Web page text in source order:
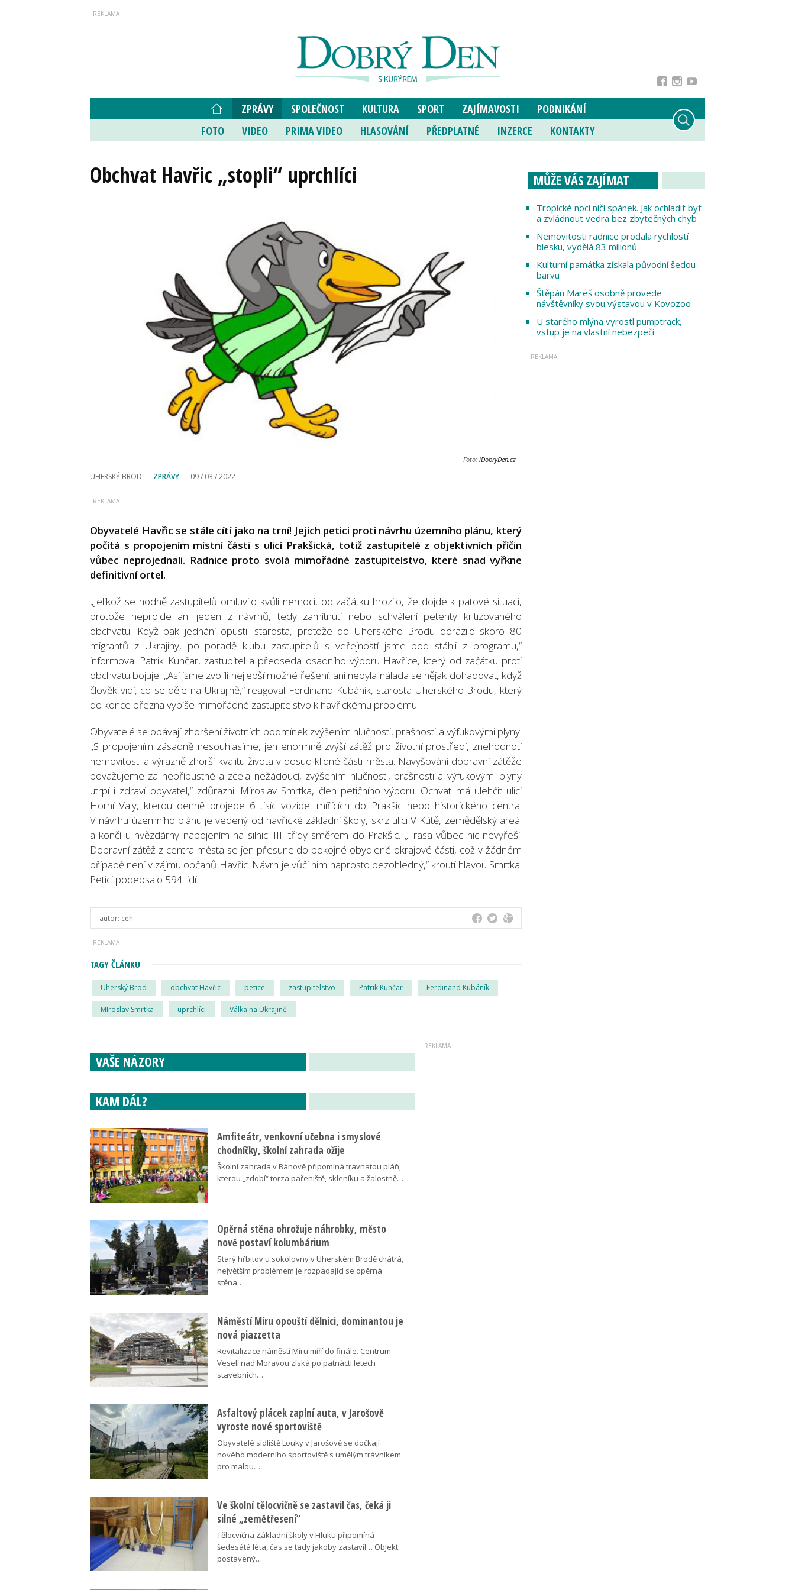
ZPRÁVY SPOLEČNOST KULTURA SPORT ZAJÍMAVOSTI
PODNIKÁNÍ
FOTO
VIDEO PRIMA VIDEO HLASOVÁNÍ PŘEDPLATNÉ INZERCE KONTAKTY
Obchvat Havřic „stopli“ uprchlíci
Foto: iDobryDen.cz
UHERSKÝ BROD ZPRÁVY 09 / 03 / 2022
Obyvatelé Havřic se stále cítí jako na trní! Jejich petici proti návrhu územního plánu, který
počítá s propojením místní části s ulicí Prakšická, totiž zastupitelé z objektivních příčin
vůbec neprojednali. Radnice proto svolá mimořádné zastupitelstvo, které snad vyřkne
definitivní ortel.
„Jelikož se hodně zastupitelů omluvilo kvůli nemoci, od začátku hrozilo, že dojde k patové situaci,
protože neprojde ani jeden z návrhů, tedy zamítnutí nebo schválení petenty kritizovaného
obchvatu. Když pak jednání opustil starosta, protože do Uherského Brodu dorazilo skoro 80
migrantů z Ukrajiny, po poradě klubu zastupitelů s veřejností jsme bod stáhli z programu,“
informoval Patrik Kunčar, zastupitel a předseda osadního výboru Havřice, který od začátku proti
obchvatu bojuje. „Asi jsme zvolili nejlepší možné řešení, ani nebyla nálada se nějak dohadovat, když
člověk vidí, co se děje na Ukrajině,“ reagoval Ferdinand Kubáník, starosta Uherského Brodu, který
do konce března vypíše mimořádné zastupitelstvo k havřickému problému.
Obyvatelé se obávají zhoršení životních podmínek zvýšením hlučnosti, prašnosti a výfukovými plyny.
„S propojením zásadně nesouhlasíme, jen enormně zvýší zátěž pro životní prostředí, znehodnotí
nemovitosti a výrazně zhorší kvalitu života v dosud klidné části města. Navyšování dopravní zátěže
považujeme za nepřípustné a zcela nežádoucí, zvýšením hlučnosti, prašnosti a výfukovými plyny
utrpí i zdraví obyvatel,“ zdůraznil Miroslav Smrtka, člen petičního výboru. Ochvat má ulehčit ulici
Horní Valy, kterou denně projede 6 tisíc vozidel mířících do Prakšic nebo historického centra.
V návrhu územního plánu je vedený od havřické základní školy, skrz ulici V Kútě, zemědělský areál
a končí u hvězdárny napojením na silnici III. třídy směrem do Prakšic. „Trasa vůbec nic nevyřeší.
Dopravní zátěž z centra města se jen přesune do pokojné obydlené okrajové části, což v žádném
případě není v zájmu občanů Havřic. Návrh je vůči nim naprosto bezohledný,“ kroutí hlavou Smrtka.
Petici podepsalo 594 lidí.
autor: ceh
TAGY ČLÁNKU
Uherský Brod obchvat Havřic petice zastupitelstvo Patrik Kunčar Ferdinand Kubáník
MIroslav Smrtka uprchlíci Válka na Ukrajině
MŮŽE VÁS ZAJÍMAT
Tropické noci ničí spánek. Jak ochladit byt
a zvládnout vedra bez zbytečných chyb
Nemovitosti radnice prodala rychlostí
blesku, vydělá 83 milionů
Kulturní památka získala původní šedou
barvu
Štěpán Mareš osobně provede
návštěvníky svou výstavou v Kovozoo
U starého mlýna vyrostl pumptrack,
vstup je na vlastní nebezpečí
VAŠE NÁZORY
KAM DÁL?
Amfiteátr, venkovní učebna i smyslové
chodníčky, školní zahrada ožije
Školní zahrada v Bánově připomíná travnatou pláň,
kterou „zdobí“ torza pařeniště, skleníku a žalostně…
Opěrná stěna ohrožuje náhrobky, město
nově postaví kolumbárium
Starý hřbitov u sokolovny v Uherském Brodě chátrá,
největším problémem je rozpadající se opěrná
stěna…
Náměstí Míru opouští dělníci, dominantou je
nová piazzetta
Revitalizace náměstí Míru míří do finále. Centrum
Veselí nad Moravou získá po patnácti letech
stavebních…
Asfaltový plácek zaplní auta, v Jarošově
vyroste nové sportoviště
Obyvatelé sídliště Louky v Jarošově se dočkají
nového moderního sportoviště s umělým trávníkem
pro malou…
Ve školní tělocvičně se zastavil čas, čeká ji
silné „zemětřesení“
Tělocvična Základní školy v Hluku připomíná
šedesátá léta, čas se tady jakoby zastavil… Objekt
postavený…